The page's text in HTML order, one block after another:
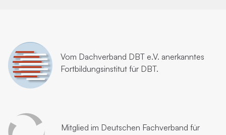
Vom Dachverband DBT e.V. anerkanntes
Fortbildungsinstitut für DBT.
Mitglied im Deutschen Fachverband für